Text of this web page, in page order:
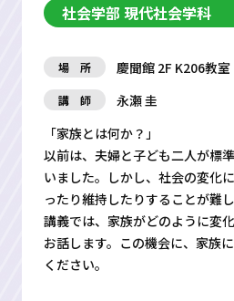
社会学部 現代社会学科
場 所 慶聞館 2F K206教室
講 師
永瀬 圭
「家族とは何か？」
以前は、夫婦と子ども二人が標
いました。しかし、社会の変化
ったり維持したりすることが難
講義では、家族がどのように変
お話します。この機会に、家族
ください。